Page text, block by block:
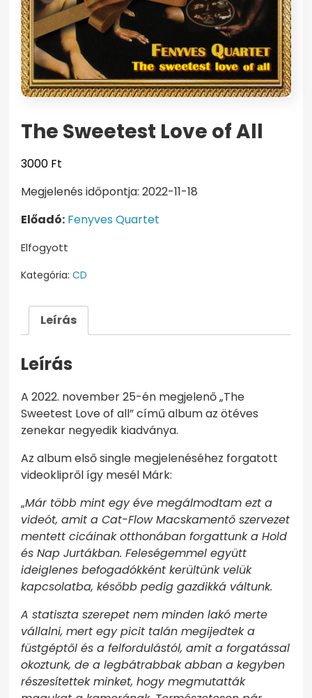
The Sweetest Love of All
3000 Ft
Megjelenés időpontja: 2022-11-18
Előadó: Fenyves Quartet
Elfogyott
Kategória:CD
Leírás
Leírás
A 2022. november 25-én megjelenő „The
Sweetest Love of all” című album az ötéves
zenekar negyedik kiadványa.
Az album első single megjelenéséhez forgatott
videoklipről így mesél Márk:
„Már több mint egy éve megálmodtam ezt a
videót, amit a Cat-Flow Macskamentő szervezet
mentett cicáinak otthonában forgattunk a Hold
és Nap Jurtákban. Feleségemmel együtt
ideiglenes befogadókként kerültünk velük
kapcsolatba, később pedig gazdikká váltunk.
A statiszta szerepet nem minden lakó merte
vállalni, mert egy picit talán megijedtek a
füstgéptől és a felfordulástól, amit a forgatással
okoztunk, de a legbátrabbak abban a kegyben
részesítettek minket, hogy megmutatták